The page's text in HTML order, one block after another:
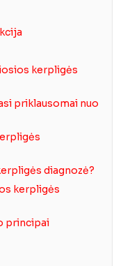
kerpligės
priklausomai nuo
diagnozė?
kerpligės
principai